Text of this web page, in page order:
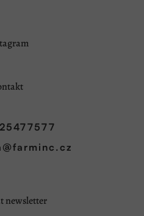
@farminc.cz
newsletter